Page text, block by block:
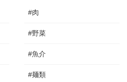
#肉
#野菜
#魚介
#麺類